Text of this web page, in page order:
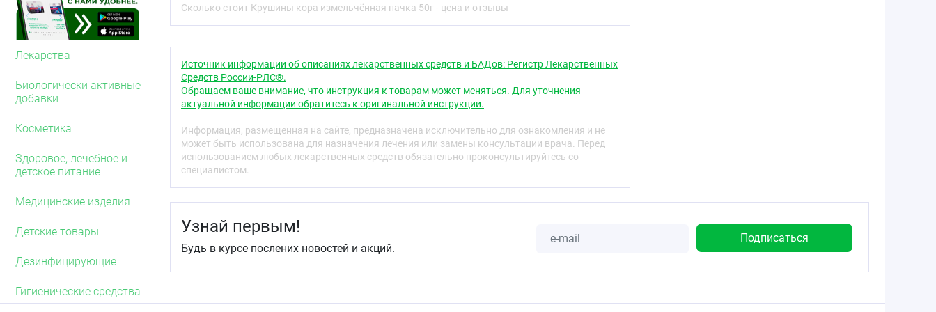
Лекарства
Биологически активные
добавки
Косметика
Здоровое, лечебное и
детское питание
Медицинские изделия
Детские товары
Дезинфицирующие
Гигиенические средства
Противопоказания
запоры неврогенного и эндокринного происхождения, спастические запоры,
кишечная непроходимость, кровотечения, синдром острого живота, аппендицит,
энтерит, колит, острые лихорадочные состояния. Беременность, период грудного
вскармливания. Детский возраст до 12 лет.
Способ применения и дозы
Около 10 г (1 столовая ложка) сырья помещают в эмалированную посуду,
заливают 200 мл (1 стакан) горячей кипячёной воды, накрывают крышкой и
нагревают на кипящей водяной бане 30 минут, охлаждают при комнатной
температуре 10 минут, процеживают, оставшееся сырьё отжимают. Объём
полученного отвара доводят кипячёной водой до 200 мл. Принимают внутрь по ½
стакана на ночь или утром.
Побочное действие
Возможны аллергические реакции.
Передозировка
дискомфорта в животе, окрашивание мочи в жёлтый цвет.
Сколько стоит Крушины кора измельчённая пачка 50г - цена и отзывы
Источник информации об описаниях лекарственных средств и БАДов: Регистр Лекарственных
Средств России-РЛС®.
Обращаем ваше внимание, что инструкция к товарам может меняться. Для уточнения
актуальной информации обратитесь к оригинальной инструкции.
Информация, размещенная на сайте, предназначена исключительно для ознакомления и не
может быть использована для назначения лечения или замены консультации врача. Перед
использованием любых лекарственных средств обязательно проконсультируйтесь со
специалистом.
Узнай первым!
Будь в курсе послених новостей и акций.